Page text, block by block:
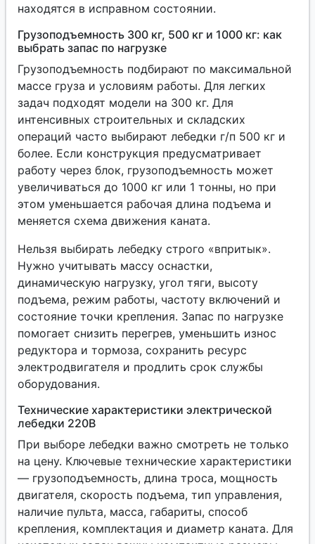
находятся в исправном состоянии.
Грузоподъемность 300 кг, 500 кг и 1000 кг: как
выбрать запас по нагрузке
Грузоподъемность подбирают по максимальной
массе груза и условиям работы. Для легких
задач подходят модели на 300 кг. Для
интенсивных строительных и складских
операций часто выбирают лебедки г/п 500 кг и
более. Если конструкция предусматривает
работу через блок, грузоподъемность может
увеличиваться до 1000 кг или 1 тонны, но при
этом уменьшается рабочая длина подъема и
меняется схема движения каната.
Нельзя выбирать лебедку строго «впритык».
Нужно учитывать массу оснастки,
динамическую нагрузку, угол тяги, высоту
подъема, режим работы, частоту включений и
состояние точки крепления. Запас по нагрузке
помогает снизить перегрев, уменьшить износ
редуктора и тормоза, сохранить ресурс
электродвигателя и продлить срок службы
оборудования.
Технические характеристики электрической
лебедки 220В
При выборе лебедки важно смотреть не только
на цену. Ключевые технические характеристики
— грузоподъемность, длина троса, мощность
двигателя, скорость подъема, тип управления,
наличие пульта, масса, габариты, способ
крепления, комплектация и диаметр каната. Для